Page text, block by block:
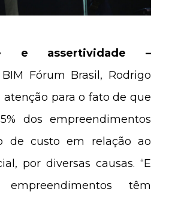
e assertividade –
Fórum Brasil, Rodrigo
para o fato de que
dos empreendimentos
de custo em relação ao
por diversas causas. “E
têm